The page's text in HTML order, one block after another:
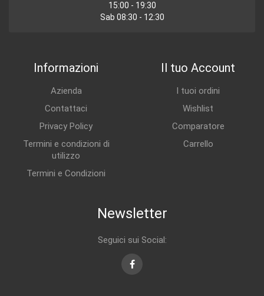
15:00 - 19:30
Sab 08:30 - 12:30
Informazioni
Azienda
Contattaci
Privacy Policy
Termini e condizioni di
utilizzo
Termini e Condizioni
Il tuo Account
I tuoi ordini
Wishlist
Comparatore
Carrello
Newsletter
Seguici sui Social:
Facebook